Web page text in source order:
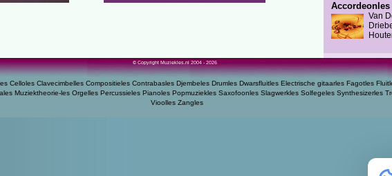
Accordeonles
Van
© Copyright Muziekles.nl 2004 - 2026
Celloles Clavecimbelles Compositieles Contrabasles Djembeles Drumles Dwarsfluitles Electrische gitaarles Fagotles
Muziektheorie-les Orgelles Percussieles Pianoles Popmuziekles Saxofoonles Slagwerkles Solfegeles Synthesizerles
Vioolles Zangles